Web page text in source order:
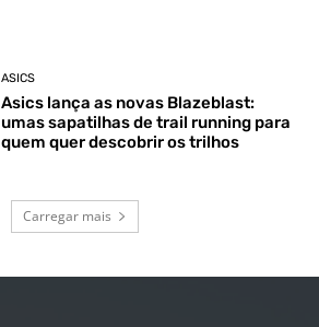
ASICS
Asics lança as novas Blazeblast:
umas sapatilhas de trail running para
quem quer descobrir os trilhos
Carregar mais